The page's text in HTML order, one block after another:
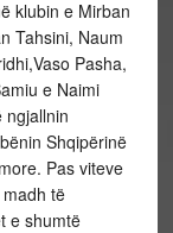
klubin e Mirban
Tahsini, Naum
Pasha,
e Naimi
ngjallnin
Shqipërinë
Pas viteve
të
e shumtë